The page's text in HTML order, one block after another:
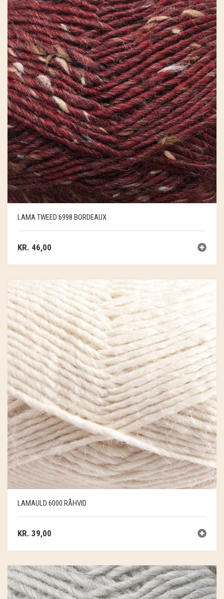
LAMA TWEED 6998 BORDEAUX
KR. 46,00
LAMAULD 6000 RÅHVID
KR. 39,00